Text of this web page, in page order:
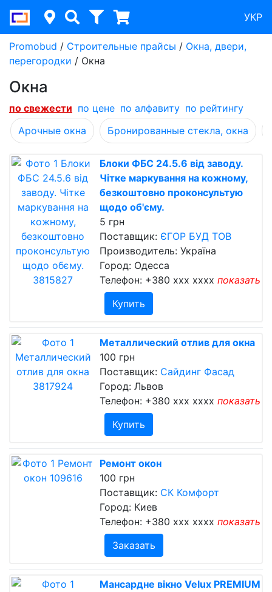
УКР
Promobud / Строительные прайсы / Окна, двери,
перегородки / Окна
Окна
по cвежести по цене по алфавиту по рейтингу
Арочные окна
Бронированные стекла, окна
Блоки ФБС 24.5.6 від заводу.
Чітке маркування на кожному,
безкоштовно проконсультую
щодо об'єму.
5 грн
Поставщик: ЄГОР БУД ТОВ
Производитель: Україна
Город: Одесса
Телефон: +380 xxx xxxx показать
Купить
Металлический отлив для окна
100 грн
Поставщик: Сайдинг Фасад
Город: Львов
Телефон: +380 xxx xxxx показать
Купить
Ремонт окон
100 грн
Поставщик: СК Комфорт
Город: Киев
Телефон: +380 xxx xxxx показать
Заказать
Мансардне вікно Velux PREMIUM